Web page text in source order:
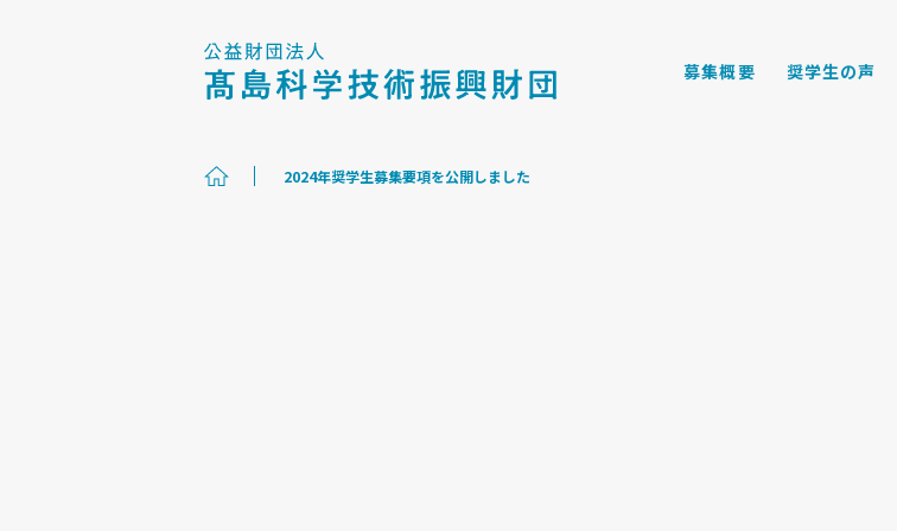
募集概要 奨学生の声
2024年奨学生募集要項を公開しました